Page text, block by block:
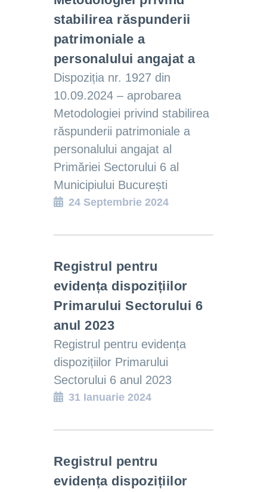
stabilirea răspunderii
patrimoniale a
personalului angajat a
Dispoziția nr. 1927 din
10.09.2024 – aprobarea
Metodologiei privind stabilirea
răspunderii patrimoniale a
personalului angajat al
Primăriei Sectorului 6 al
Municipiului București
24 Septembrie 2024
Registrul pentru
evidența dispozițiilor
Primarului Sectorului 6
anul 2023
Registrul pentru evidența
dispozițiilor Primarului
Sectorului 6 anul 2023
31 Ianuarie 2024
Registrul pentru
evidența dispozițiilor